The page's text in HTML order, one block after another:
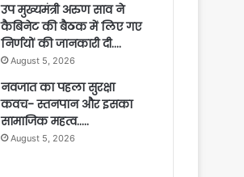
उप मुख्यमंत्री अरुण साव ने
कैबिनेट की बैठक में लिए गए
निर्णयों की जानकारी दी….
August 5, 2026
नवजात का पहला सुरक्षा
कवच- स्तनपान और इसका
सामाजिक महत्व…..
August 5, 2026